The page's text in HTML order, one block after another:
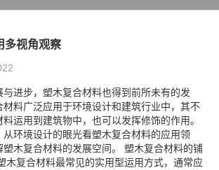
多视角观察
与进步，塑木复合材料也得到前所未有的发
材料广泛应用于环境设计和建筑行业中，其不
运用到建筑物中，也可以发挥修饰的作用。
环境设计的眼光看塑木复合材料的应用领
木复合材料的发展空间。 塑木复合材料的铺
木复合材料最常见的实用型运用方式，通常应